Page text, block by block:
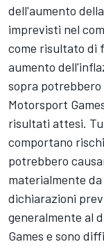
dell'aumento
imprevisti nel
come risultato di
aumento
sopra
Motorsport
risultati attesi.
comportano
potrebbero
materialmente
dichiarazioni
generalmente al
Games e sono